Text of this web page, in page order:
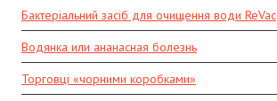
Бактеріальний засіб для очищення води ReVac
Водянка или ананасная болезнь
Торговці «чорними коробками»